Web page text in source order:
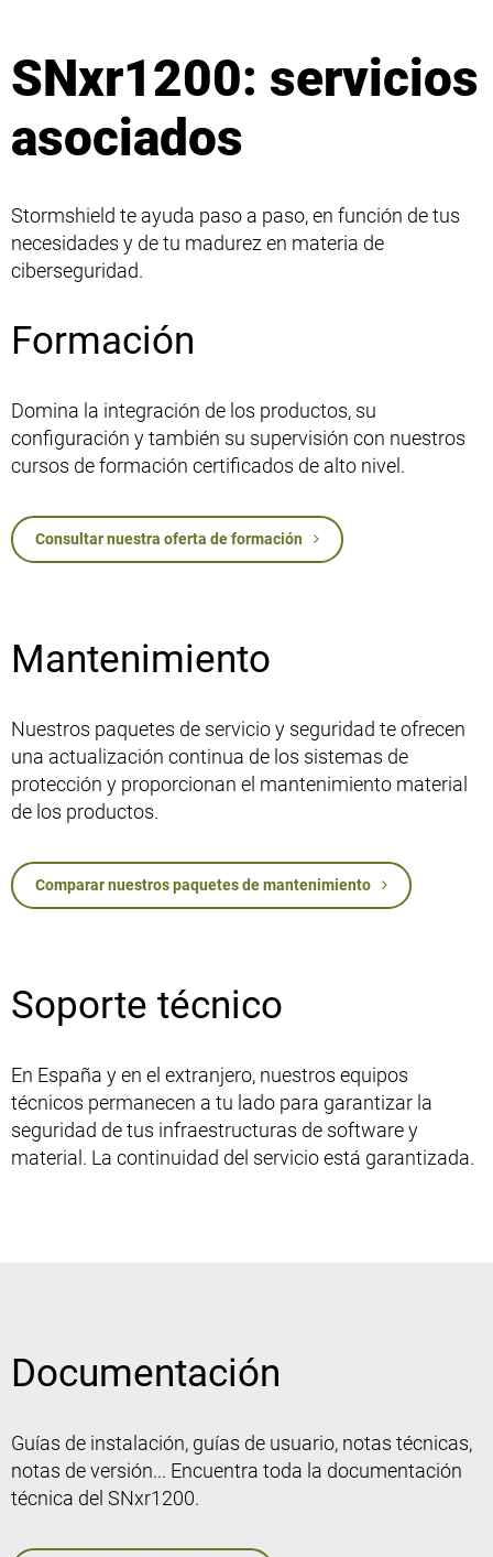
SNxr1200: servicios
asociados
Stormshield te ayuda paso a paso, en función de tus
necesidades y de tu madurez en materia de
ciberseguridad.
Formación
Domina la integración de los productos, su
configuración y también su supervisión con nuestros
cursos de formación certificados de alto nivel.
Consultar nuestra oferta de formación
Mantenimiento
Nuestros paquetes de servicio y seguridad te ofrecen
una actualización continua de los sistemas de
protección y proporcionan el mantenimiento material
de los productos.
Comparar nuestros paquetes de mantenimiento
Soporte técnico
En España y en el extranjero, nuestros equipos
técnicos permanecen a tu lado para garantizar la
seguridad de tus infraestructuras de software y
material. La continuidad del servicio está garantizada.
Documentación
Guías de instalación, guías de usuario, notas técnicas,
notas de versión... Encuentra toda la documentación
técnica del SNxr1200.